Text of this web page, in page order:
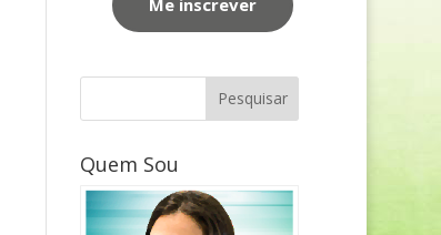
Quem Sou